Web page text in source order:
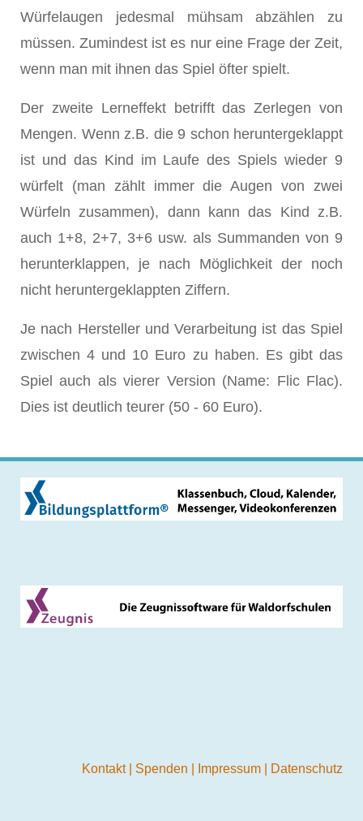
Würfelaugen jedesmal mühsam abzählen zu
müssen. Zumindest ist es nur eine Frage der Zeit,
wenn man mit ihnen das Spiel öfter spielt.
Der zweite Lerneffekt betrifft das Zerlegen von
Mengen. Wenn z.B. die 9 schon heruntergeklappt
ist und das Kind im Laufe des Spiels wieder 9
würfelt (man zählt immer die Augen von zwei
Würfeln zusammen), dann kann das Kind z.B.
auch 1+8, 2+7, 3+6 usw. als Summanden von 9
herunterklappen, je nach Möglichkeit der noch
nicht heruntergeklappten Ziffern.
Je nach Hersteller und Verarbeitung ist das Spiel
zwischen 4 und 10 Euro zu haben. Es gibt das
Spiel auch als vierer Version (Name: Flic Flac).
Dies ist deutlich teurer (50 - 60 Euro).
Kontakt Spenden Impressum Datenschutz